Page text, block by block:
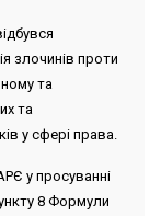
злочинів проти
та
та
у сфері права.
у просуванні
8 Формули